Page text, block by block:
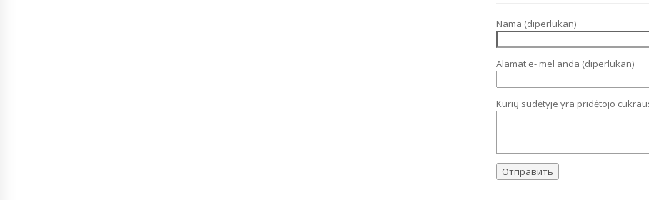
Nama (diperlukan)
Alamat e- mel anda (diperlukan)
Kurių sudėtyje yra pridėtojo